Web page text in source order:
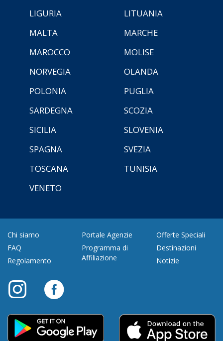
LIGURIA
LITUANIA
MALTA
MARCHE
MAROCCO
MOLISE
NORVEGIA
OLANDA
POLONIA
PUGLIA
SARDEGNA
SCOZIA
SICILIA
SLOVENIA
SPAGNA
SVEZIA
TOSCANA
TUNISIA
VENETO
Chi siamo
FAQ
Regolamento
Portale Agenzie
Programma di
Affiliazione
Offerte Speciali
Destinazioni
Notizie